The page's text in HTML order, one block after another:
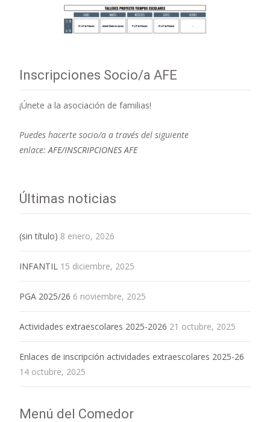
Inscripciones Socio/a AFE
¡Únete a la asociación de familias!
Puedes hacerte socio/a a través del siguiente
enlace:AFE/INSCRIPCIONES AFE
Últimas noticias
(sin título) 8 enero, 2026
INFANTIL 15 diciembre, 2025
PGA 2025/26 6 noviembre, 2025
Actividades extraescolares 2025-2026 21 octubre, 2025
Enlaces de inscripción actividades extraescolares 2025-26
14 octubre, 2025
Menú del Comedor